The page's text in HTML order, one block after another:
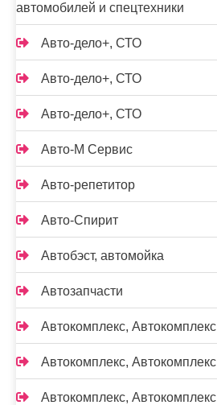
автомобилей и спецтехники
Авто-дело+, СТО
Авто-дело+, СТО
Авто-дело+, СТО
Авто-М Сервис
Авто-репетитор
Авто-Спирит
Автобэст, автомойка
Автозапчасти
Автокомплекс, Автокомплекс
Автокомплекс, Автокомплекс
Автокомплекс, Автокомплекс